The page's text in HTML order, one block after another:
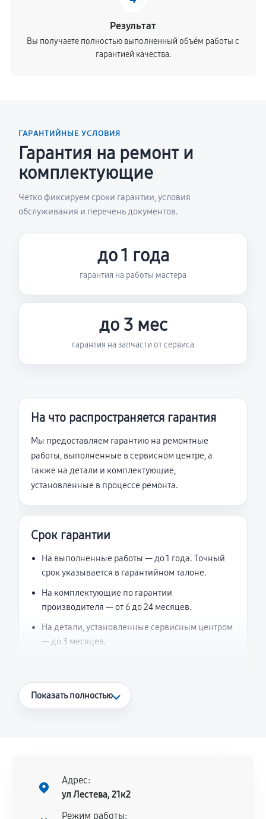
Результат
Вы получаете полностью выполненный объём работы с
гарантией качества.
ГАРАНТИЙНЫЕ УСЛОВИЯ
Гарантия на ремонт и
комплектующие
Четко фиксируем сроки гарантии, условия
обслуживания и перечень документов.
до 1 года
гарантия на работы мастера
до 3 мес
гарантия на запчасти от сервиса
На что распространяется гарантия
Мы предоставляем гарантию на ремонтные
работы, выполненные в сервисном центре, а
также на детали и комплектующие,
установленные в процессе ремонта.
Срок гарантии
На выполненные работы — до 1 года. Точный
срок указывается в гарантийном талоне.
На комплектующие по гарантии
производителя — от 6 до 24 месяцев.
На детали, установленные сервисным центром
— до 3 месяцев.
Что считается гарантийным случаем
нормальной эксплуатации в течение
гарантийного срока.
Несоответствие комплектующей заявленным
Показать полностью
Адрес:
ул Лестева, 21к2
Режим работы: